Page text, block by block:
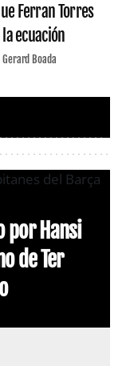
Ferran Torres
ecuación
Gerard Boada
por Hansi
de Ter